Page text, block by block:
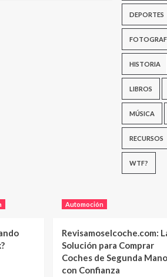
DEPORTES
HISTORIA
LIBROS
MÚSICA
RECURSOS
WTF?
Automoción
Revisamoselcoche.com:
Solución para Comprar
Coches de Segunda Mano
con Confianza